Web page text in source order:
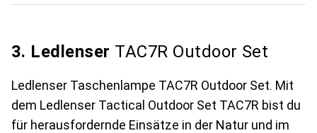
3. Ledlenser TAC7R Outdoor Set
Ledlenser Taschenlampe TAC7R Outdoor Set. Mit
dem Ledlenser Tactical Outdoor Set TAC7R bist du
für herausfordernde Einsätze in der Natur und im